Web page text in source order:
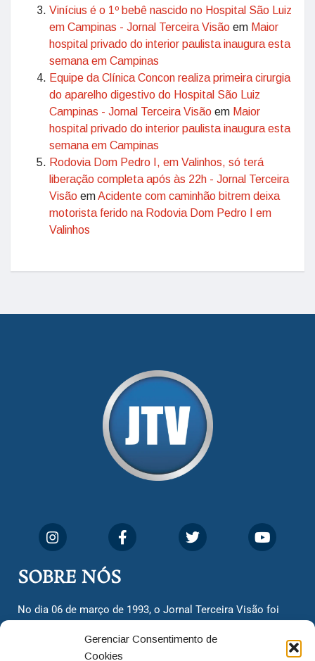
Gerenciar Consentimento de
Cookies
Vinícius é o 1º bebê nascido no Hospital São Luiz
em Campinas - Jornal Terceira Visão em Maior
hospital privado do interior paulista inaugura esta
semana em Campinas
Equipe da Clínica Concon realiza primeira cirurgia
do aparelho digestivo do Hospital São Luiz
Campinas - Jornal Terceira Visão em Maior
hospital privado do interior paulista inaugura esta
semana em Campinas
Rodovia Dom Pedro I, em Valinhos, só terá
liberação completa após às 22h - Jornal Terceira
Visão emAcidente com caminhão bitrem deixa
motorista ferido na Rodovia Dom Pedro I em
Valinhos
SOBRE NÓS
No dia 06 de março de 1993, o Jornal Terceira Visão foi
cidadãos valinhenses, já que naquela época só existiam